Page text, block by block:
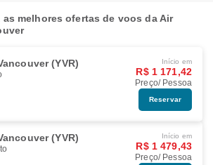
as melhores ofertas de voos da Air
(YVR) Início em
R$ 1 171,42
Preço/ Pessoa
Reservar
(YVR) Início em
R$ 1 479,43
Preço/ Pessoa